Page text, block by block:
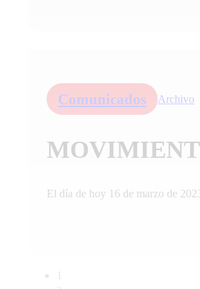
Comunicados Archivo
El día de hoy 16 de marzo de